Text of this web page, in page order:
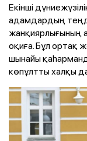
Екінші
адамдардың
жанқиярлығының
оқиға. Бұл ортақ
шынайы
көпұлтты халқы